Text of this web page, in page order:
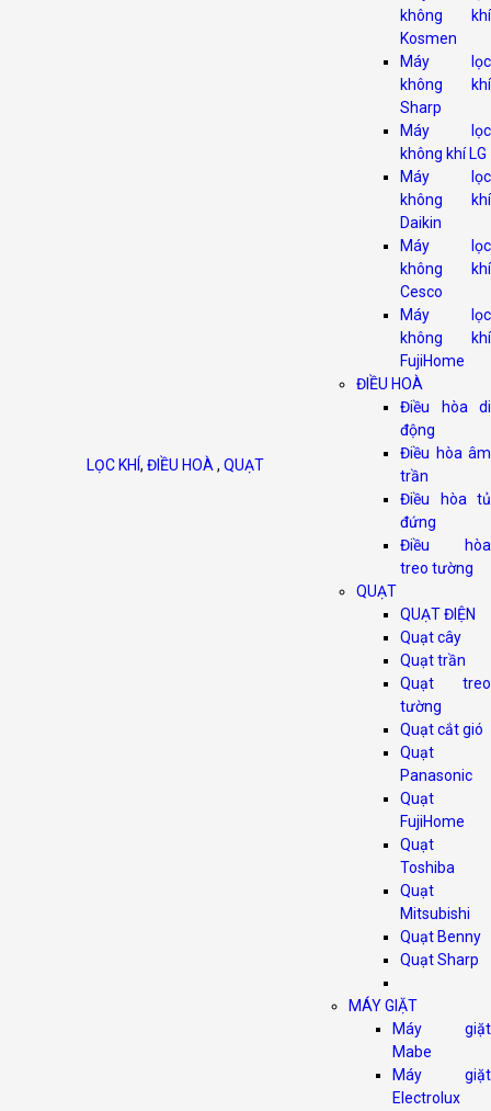
LỌC KHÍ,ĐIỀU HOÀ,QUẠT
không khí
Kosmen
Máy lọc
không khí
Sharp
Máy lọc
không khí LG
Máy lọc
không khí
Daikin
Máy lọc
không khí
Cesco
Máy lọc
không khí
FujiHome
ĐIỀU HOÀ
Điều hòa di
động
Điều hòa âm
trần
Điều hòa tủ
đứng
Điều hòa
treo tường
QUẠT
QUẠT ĐIỆN
Quạt cây
Quạt trần
Quạt treo
tường
Quạt cắt gió
Quạt
Panasonic
Quạt
FujiHome
Quạt
Toshiba
Quạt
Mitsubishi
Quạt Benny
Quạt Sharp
MÁY GIẶT
Máy giặt
Mabe
Máy giặt
Electrolux